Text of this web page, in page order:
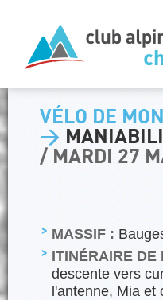
VÉLO DE
>
/ MARDI 27
MASSIF :
ITINÉRAIRE DE
descente vers
l'antenne, Mia et